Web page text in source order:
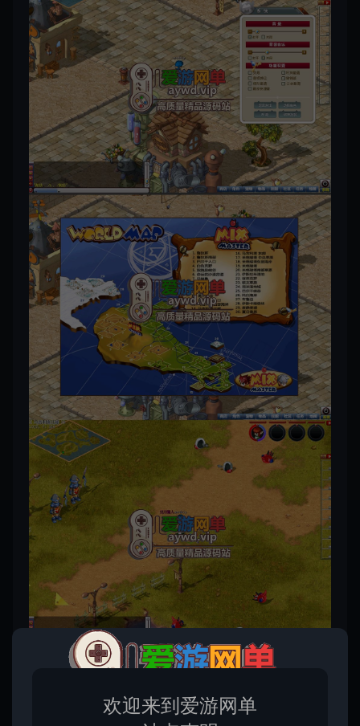
欢迎来到爱游网单